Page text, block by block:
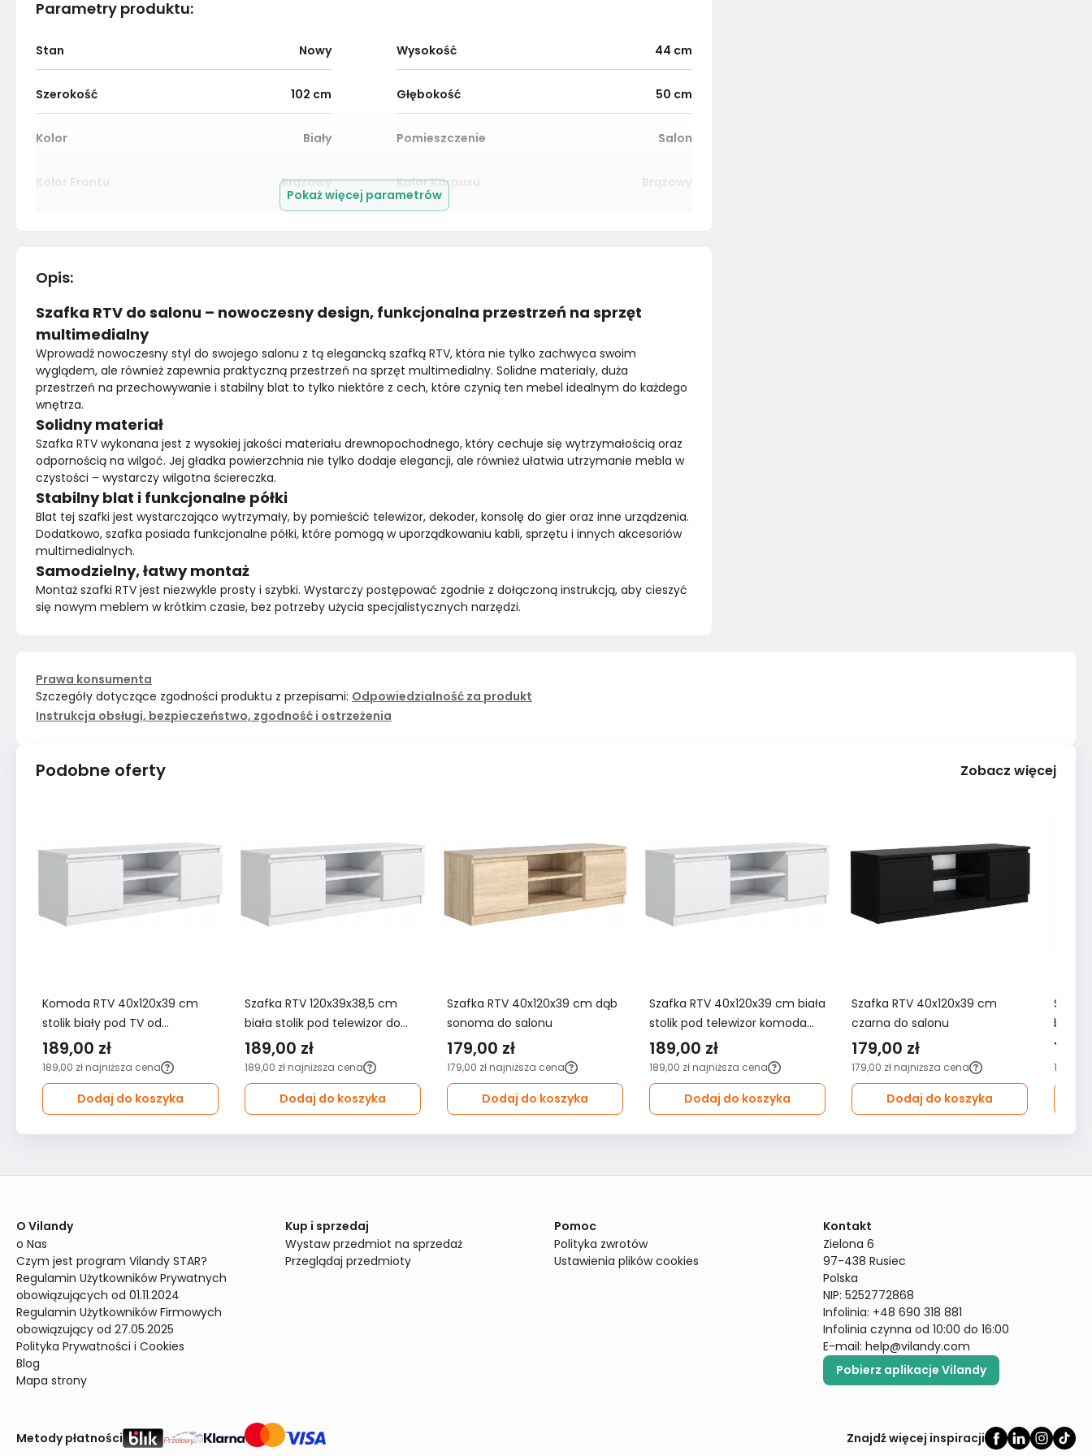
Parametry produktu:
Stan Nowy Wysokość 44 cm
Szerokość 102 cm Głębokość 50 cm
Kolor Biały Pomieszczenie Salon
Kolor Frontu Brązowy Kolor Korpusu Brązowy
Kolor nóżek
Montaż Złożony
Pokaż więcej parametrów
Opis:
Szafka RTV do salonu – nowoczesny design, funkcjonalna przestrzeń na sprzęt
multimedialny
Wprowadź nowoczesny styl do swojego salonu z tą elegancką szafką RTV, która nie tylko zachwyca swoim
wyglądem, ale również zapewnia praktyczną przestrzeń na sprzęt multimedialny. Solidne materiały, duża
przestrzeń na przechowywanie i stabilny blat to tylko niektóre z cech, które czynią ten mebel idealnym do każdego
wnętrza.
Solidny materiał
Szafka RTV wykonana jest z wysokiej jakości materiału drewnopochodnego, który cechuje się wytrzymałością oraz
odpornością na wilgoć. Jej gładka powierzchnia nie tylko dodaje elegancji, ale również ułatwia utrzymanie mebla w
czystości – wystarczy wilgotna ściereczka.
Stabilny blat i funkcjonalne półki
Blat tej szafki jest wystarczająco wytrzymały, by pomieścić telewizor, dekoder, konsolę do gier oraz inne urządzenia.
Dodatkowo, szafka posiada funkcjonalne półki, które pomogą w uporządkowaniu kabli, sprzętu i innych akcesoriów
multimedialnych.
Samodzielny, łatwy montaż
Montaż szafki RTV jest niezwykle prosty i szybki. Wystarczy postępować zgodnie z dołączoną instrukcją, aby cieszyć
się nowym meblem w krótkim czasie, bez potrzeby użycia specjalistycznych narzędzi.
Prawa konsumenta
Szczegóły dotyczące zgodności produktu z przepisami: Odpowiedzialność za produkt
Instrukcja obsługi, bezpieczeństwo, zgodność i ostrzeżenia
Podobne oferty Zobacz więcej
Komoda RTV 40x120x39 cm
stolik biały pod TV od
producenta do salonu
189,00 zł
189,00 zł najniższa cena
Dodaj do koszyka
Szafka RTV 120x39x38,5 cm
biała stolik pod telewizor do
salonu
189,00 zł
189,00 zł najniższa cena
Dodaj do koszyka
Szafka RTV 40x120x39 cm dąb
sonoma do salonu
179,00 zł
179,00 zł najniższa cena
Dodaj do koszyka
Szafka RTV 40x120x39 cm biała
stolik pod telewizor komoda
pod TV do salonu
189,00 zł
189,00 zł najniższa cena
Dodaj do koszyka
Szafka RTV 40x120x39 cm
czarna do salonu
179,00 zł
179,00 zł najniższa cena
Dodaj do koszyka
biała
189,00
O Vilandy
o Nas
Czym jest program Vilandy STAR?
Regulamin Użytkowników Prywatnych
obowiązujących od 01.11.2024
Regulamin Użytkowników Firmowych
obowiązujący od 27.05.2025
Polityka Prywatności i Cookies
Blog
Mapa strony
Kup i sprzedaj
Wystaw przedmiot na sprzedaż
Przeglądaj przedmioty
Pomoc
Polityka zwrotów
Ustawienia plików cookies
Kontakt
Zielona 6
97-438 Rusiec
Polska
NIP: 5252772868
Infolinia: +48 690 318 881
Infolinia czynna od 10:00 do 16:00
E-mail: help@vilandy.com
Pobierz aplikacje Vilandy
Metody płatności Znajdź więcej inspiracji